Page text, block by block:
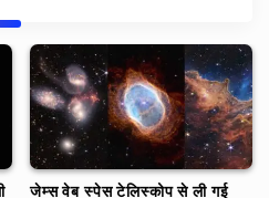
जेम्स वेब स्पेस टेलिस्कोप से ली गई